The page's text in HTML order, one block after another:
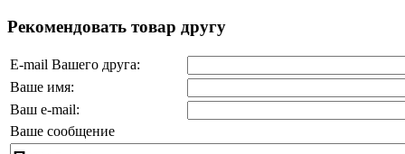
Рекомендовать товар другу
E-mail Вашего друга:
Ваше имя:
Ваш e-mail:
Ваше сообщение